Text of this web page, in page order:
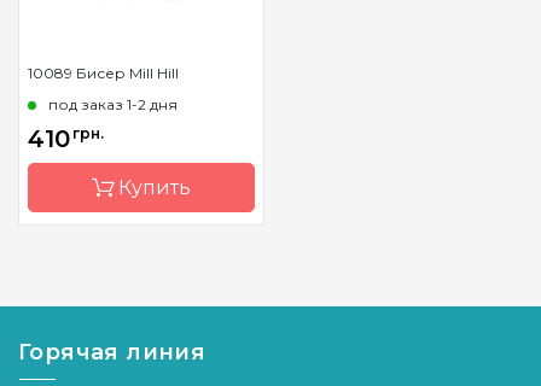
10089 Бисер Mill Hill
под заказ 1-2 дня
410 грн.
Купить
производитель
Горячая линия